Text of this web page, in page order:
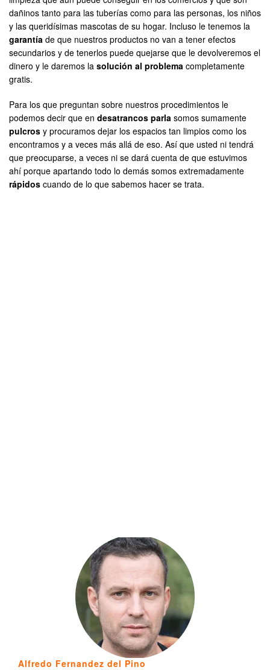
dañinos tanto para las tuberías como para las personas, los niños
y las queridísimas mascotas de su hogar. Incluso le tenemos la
garantía de que nuestros productos no van a tener efectos
secundarios y de tenerlos puede quejarse que le devolveremos el
dinero y le daremos la solución al problema completamente
gratis.
Para los que preguntan sobre nuestros procedimientos le
podemos decir que en desatrancos parla somos sumamente
pulcros y procuramos dejar los espacios tan limpios como los
encontramos y a veces más allá de eso. Así que usted ni tendrá
que preocuparse, a veces ni se dará cuenta de que estuvimos
ahí porque apartando todo lo demás somos extremadamente
rápidos cuando de lo que sabemos hacer se trata.
Alfredo Fernandez del Pino